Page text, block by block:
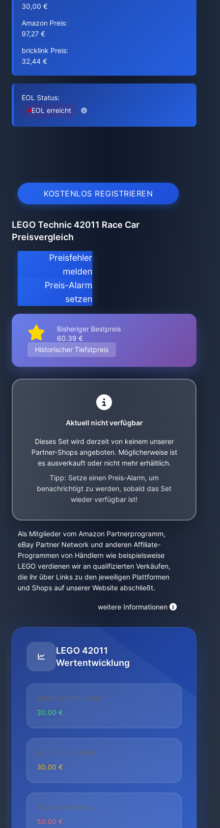
30,00 €
Amazon Preis:
97,27 €
bricklink Preis:
32,44 €
EOL Status:
EOL erreicht
KOSTENLOS REGISTRIEREN
LEGO Technic 42011 Race Car
Preisvergleich
Preisfehler
melden
Preis-Alarm
setzen
Bisheriger Bestpreis
60.39 €
Historischer Tiefstpreis
Aktuell nicht verfügbar
Dieses Set wird derzeit von keinem unserer
Partner-Shops angeboten. Möglicherweise ist
es ausverkauft oder nicht mehr erhältlich.
Tipp: Setze einen Preis-Alarm, um
benachrichtigt zu werden, sobald das Set
wieder verfügbar ist!
Als Mitglieder vom Amazon Partnerprogramm,
eBay Partner Network und anderen Affiliate-
Programmen von Händlern wie beispielsweise
LEGO verdienen wir an qualifizierten Verkäufen,
die ihr über Links zu den jeweiligen Plattformen
und Shops auf unserer Website abschließt.
weitere Informationen
LEGO 42011
Wertentwicklung
NIEDRIGSTER PREIS
30.00 €
AKTUELLER PREIS
30.00 €
HÖCHSTER PREIS
50.00 €